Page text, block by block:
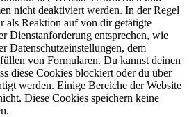
nicht deaktiviert werden. In der Regel
als Reaktion auf von dir getätigte
Dienstanforderung entsprechen, wie
Datenschutzeinstellungen, dem
von Formularen. Du kannst deinen
diese Cookies blockiert oder du über
werden. Einige Bereiche der Website
Diese Cookies speichern keine